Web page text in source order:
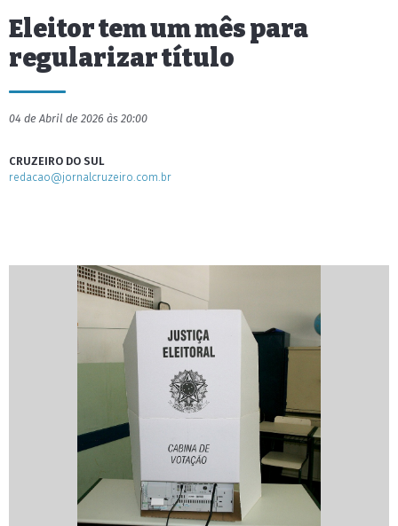
Eleitor tem um mês para
regularizar título
04 de Abril de 2026 às 20:00
CRUZEIRO DO SUL
redacao@jornalcruzeiro.com.br